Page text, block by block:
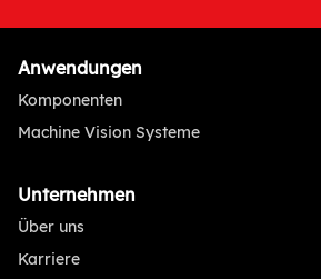
Anwendungen
Komponenten
Machine Vision Systeme
Unternehmen
Über uns
Karriere